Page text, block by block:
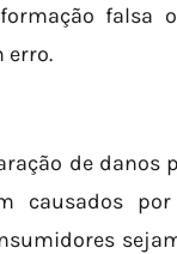
falsa
erro.
de danos
causados